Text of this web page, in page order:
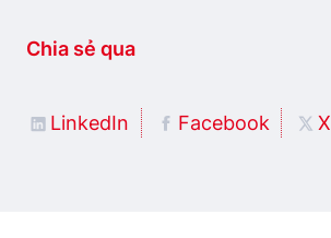
Chia sẻ qua
LinkedIn Facebook X